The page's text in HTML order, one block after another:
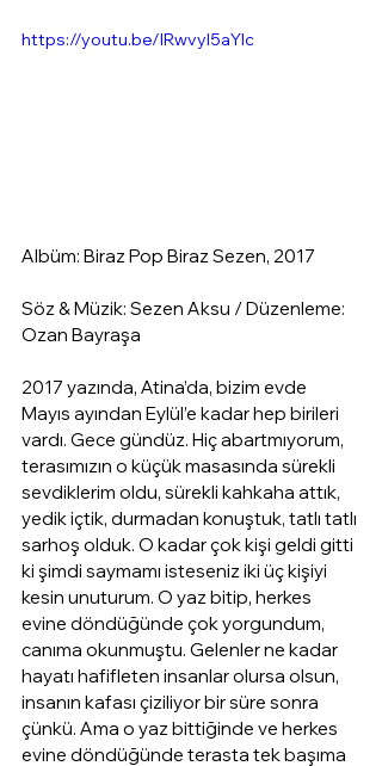
https://youtu.be/IRwvyl5aYIc
Albüm: Biraz Pop Biraz Sezen, 2017
Söz & Müzik: Sezen Aksu / Düzenleme:
Ozan Bayraşa
2017 yazında, Atina’da, bizim evde
Mayıs ayından Eylül’e kadar hep birileri
vardı. Gece gündüz. Hiç abartmıyorum,
terasımızın o küçük masasında sürekli
sevdiklerim oldu, sürekli kahkaha attık,
yedik içtik, durmadan konuştuk, tatlı tatlı
sarhoş olduk. O kadar çok kişi geldi gitti
ki şimdi saymamı isteseniz iki üç kişiyi
kesin unuturum. O yaz bitip, herkes
evine döndüğünde çok yorgundum,
canıma okunmuştu. Gelenler ne kadar
hayatı hafifleten insanlar olursa olsun,
insanın kafası çiziliyor bir süre sonra
çünkü. Ama o yaz bittiğinde ve herkes
evine döndüğünde terasta tek başıma